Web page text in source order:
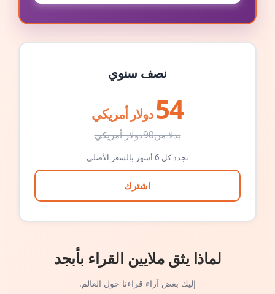
نصف سنوي
54 دولار أمريكي
بدلا من90دولار أمريكي
تجدد كل 6 أشهر بالسعر الأصلي
اشترك
لماذا يثق ملايين القراء بأبجد
إليك بعض آراء قراءنا حول العالم.